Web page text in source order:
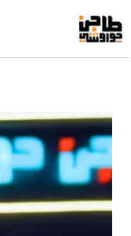
إلى
المحتوى